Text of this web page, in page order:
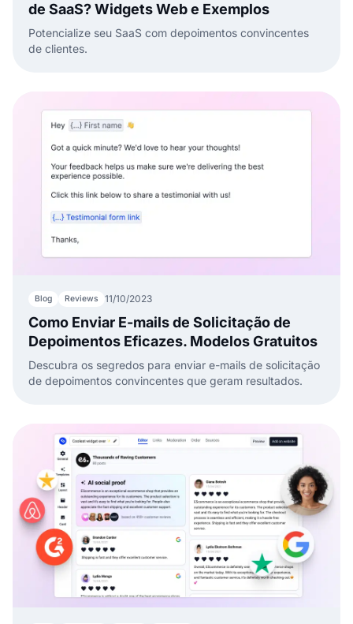
de SaaS? Widgets Web e Exemplos
Potencialize seu SaaS com depoimentos convincentes
de clientes.
Blog Reviews 11/10/2023
Como Enviar E-mails de Solicitação de
Depoimentos Eficazes. Modelos Gratuitos
Descubra os segredos para enviar e-mails de solicitação
de depoimentos convincentes que geram resultados.